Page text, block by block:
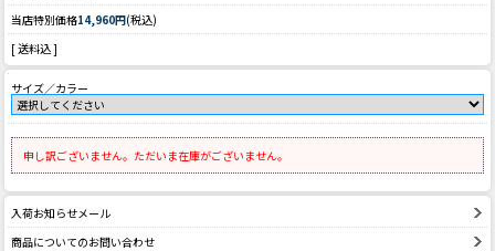
当店特別価格14,960円(税込)
[ 送料込 ]
サイズ／カラー
申し訳ございません。ただいま在庫がございません。
入荷お知らせメール
商品についてのお問い合わせ